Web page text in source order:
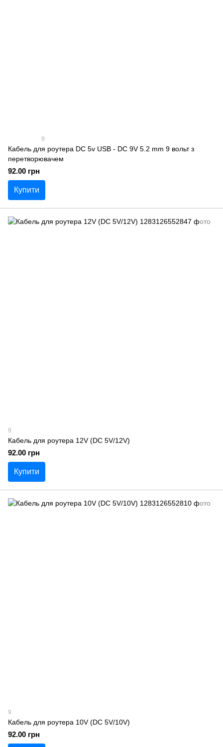
9
Кабель для роутера DC 5v USB - DC 9V 5.2 mm 9 вольт з
перетворювачем
92.00 грн
Купити
9
Кабель для роутера 12V (DC 5V/12V)
92.00 грн
Купити
9
Кабель для роутера 10V (DC 5V/10V)
92.00 грн